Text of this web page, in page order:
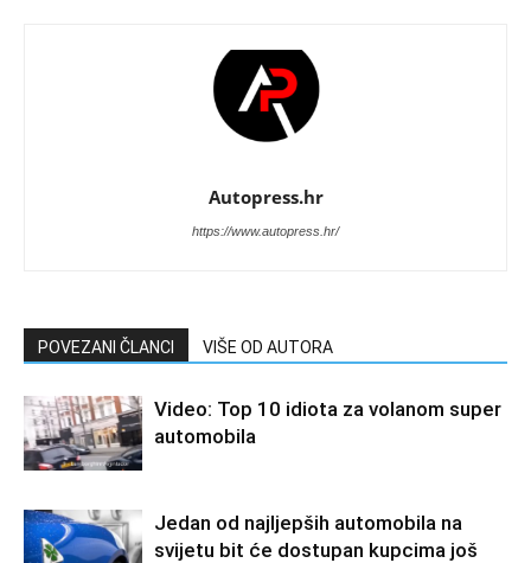
Autopress.hr
https://www.autopress.hr/
POVEZANI ČLANCI VIŠE OD AUTORA
Video: Top 10 idiota za volanom super
automobila
Jedan od najljepših automobila na
svijetu bit će dostupan kupcima još